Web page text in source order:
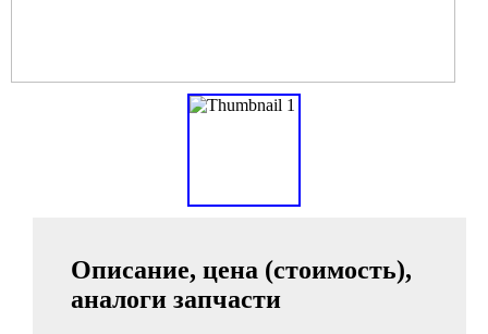
Описание, цена (стоимость),
аналоги запчасти